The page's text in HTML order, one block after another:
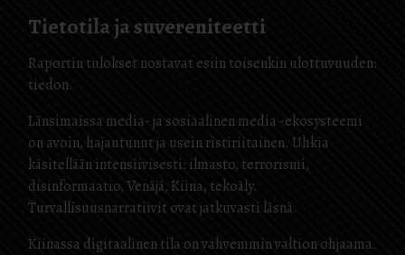
Tietotila ja suvereniteetti
Raportin tulokset nostavat esiin toisenkin ulottuvuuden:
tiedon.
Länsimaissa media- ja sosiaalinen media -ekosysteemi
on avoin, hajautunut ja usein ristiriitainen. Uhkia
käsitellään intensiivisesti: ilmasto, terrorismi,
disinformaatio, Venäjä, Kiina, tekoäly.
Turvallisuusnarratiivit ovat jatkuvasti läsnä.
Kiinassa digitaalinen tila on vahvemmin valtion ohjaama.